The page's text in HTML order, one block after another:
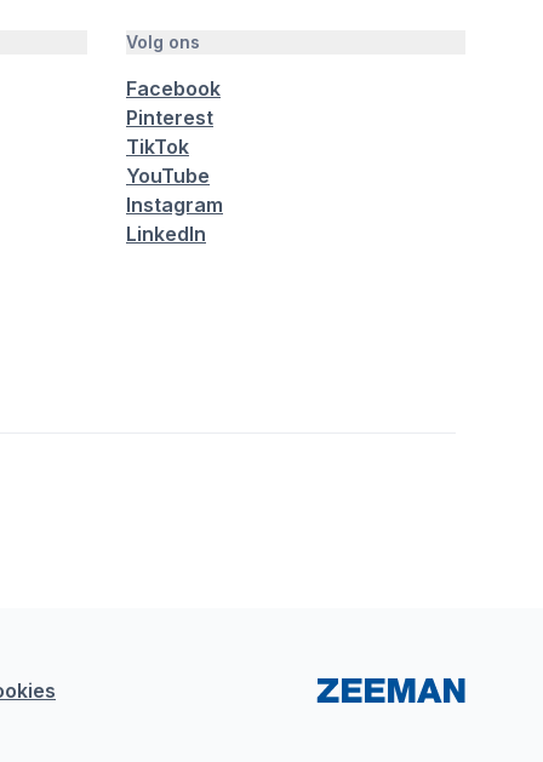
Volg ons
Facebook
Pinterest
TikTok
YouTube
Instagram
LinkedIn